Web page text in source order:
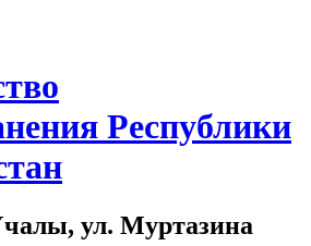
Республики
ул. Муртазина